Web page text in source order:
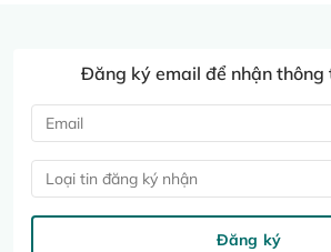
Đăng ký email để nhận thông
Loại tin đăng ký nhận
Đăng ký